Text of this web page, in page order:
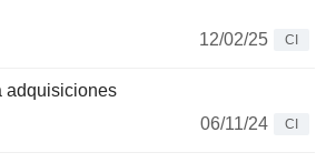
12/02/25
CI
adquisiciones
06/11/24
CI